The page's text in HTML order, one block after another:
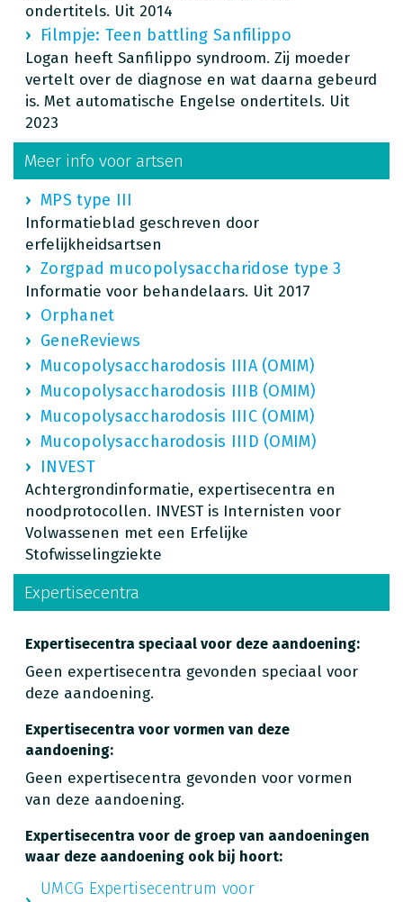
ondertitels. Uit 2014
Filmpje: Teen battling Sanfilippo
Logan heeft Sanfilippo syndroom. Zij moeder
vertelt over de diagnose en wat daarna gebeurd
is. Met automatische Engelse ondertitels. Uit
2023
Meer info voor artsen
MPS type III
Informatieblad geschreven door
erfelijkheidsartsen
Zorgpad mucopolysaccharidose type 3
Informatie voor behandelaars. Uit 2017
Orphanet
GeneReviews
Mucopolysaccharodosis IIIA (OMIM)
Mucopolysaccharodosis IIIB (OMIM)
Mucopolysaccharodosis IIIC (OMIM)
Mucopolysaccharodosis IIID (OMIM)
INVEST
Achtergrondinformatie, expertisecentra en
noodprotocollen. INVEST is Internisten voor
Volwassenen met een Erfelijke
Stofwisselingziekte
Expertisecentra
Expertisecentra speciaal voor deze aandoening:
Geen expertisecentra gevonden speciaal voor
deze aandoening.
Expertisecentra voor vormen van deze
aandoening:
Geen expertisecentra gevonden voor vormen
van deze aandoening.
Expertisecentra voor de groep van aandoeningen
waar deze aandoening ook bij hoort:
UMCG Expertisecentrum voor